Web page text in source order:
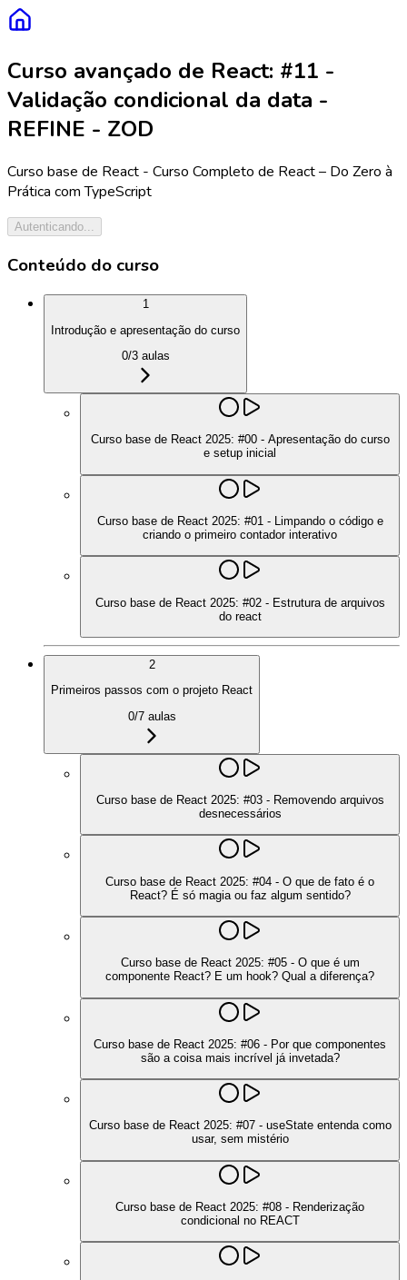
Curso avançado de React: #11 -
Validação condicional da data -
REFINE - ZOD
Curso base de React - Curso Completo de React – Do Zero à
Prática com TypeScript
Autenticando...
Conteúdo do curso
1
Introdução e apresentação do curso
0/3aulas
Curso base de React 2025: #00 - Apresentação do curso
e setup inicial
Curso base de React 2025: #01 - Limpando o código e
criando o primeiro contador interativo
Curso base de React 2025: #02 - Estrutura de arquivos
do react
2
Primeiros passos com o projeto React
0/7aulas
Curso base de React 2025: #03 - Removendo arquivos
desnecessários
Curso base de React 2025: #04 - O que de fato é o
React? É só magia ou faz algum sentido?
Curso base de React 2025: #05 - O que é um
componente React? E um hook? Qual a diferença?
Curso base de React 2025: #06 - Por que componentes
são a coisa mais incrível já invetada?
Curso base de React 2025: #07 - useState entenda como
usar, sem mistério
Curso base de React 2025: #08 - Renderização
condicional no REACT